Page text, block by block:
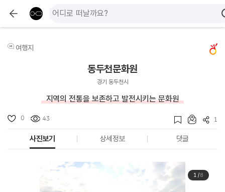
여행지
동두천문화원
경기 동두천시
지역의 전통을 보존하고 발전시키는 문화원
0 43 1
사진보기 상세정보 댓글
1 /8